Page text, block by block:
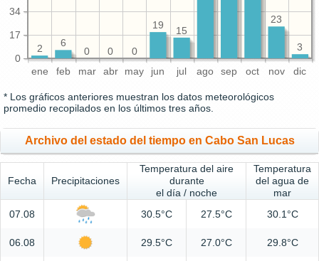
ene feb mar abr may jun jul ago sep oct nov dic
0
17
34
3
23
15
19
0
0
0
6
2
* Los gráficos anteriores muestran los datos meteorológicos
promedio recopilados en los últimos tres años.
Archivo del estado del tiempo en Cabo San Lucas
Fecha Precipitaciones
Temperatura del aire
durante
el día / noche
Temperatura
del agua de
mar
07.08
30.5°C 27.5°C 30.1°C
06.08 29.5°C 27.0°C 29.8°C